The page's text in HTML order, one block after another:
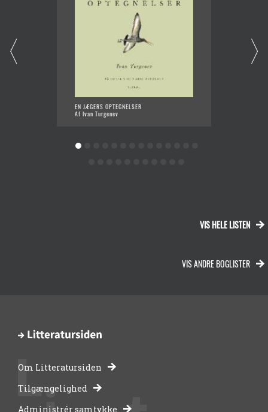
EN JÆGERS OPTEGNELSER
Af Ivan Turgenev
VIS HELE LISTEN
VIS ANDRE BOGLISTER
-
Om Litteratursiden
Tilgængelighed
Administrér samtykke